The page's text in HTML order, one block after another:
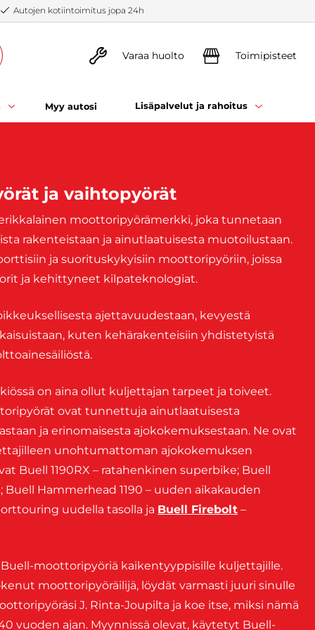
Autojen kotiintoimitus jopa 24h
Varaa huolto Toimipisteet
Myy autosi Lisäpalvelut ja rahoitus
ja vaihtopyörät
moottoripyörämerkki, joka tunnetaan
rakenteistaan ja ainutlaatuisesta muotoilustaan.
ja suorituskykyisiin moottoripyöriin, joissa
ja kehittyneet kilpateknologiat.
ajettavuudestaan, kevyestä
kuten kehärakenteisiin yhdistetyistä
on aina ollut kuljettajan tarpeet ja toiveet.
ovat tunnettuja ainutlaatuisesta
ja erinomaisesta ajokokemuksestaan. Ne ovat
unohtumattoman ajokokemuksen
Buell 1190RX – ratahenkinen superbike; Buell
Buell Hammerhead 1190 – uuden aikakauden
uudella tasolla ja Buell Firebolt –
moottoripyöriä kaikentyyppisille kuljettajille.
moottoripyöräilijä, löydät varmasti juuri sinulle
J. Rinta-Joupilta ja koe itse, miksi nämä
vuoden ajan. Myynnissä olevat, käytetyt Buell-